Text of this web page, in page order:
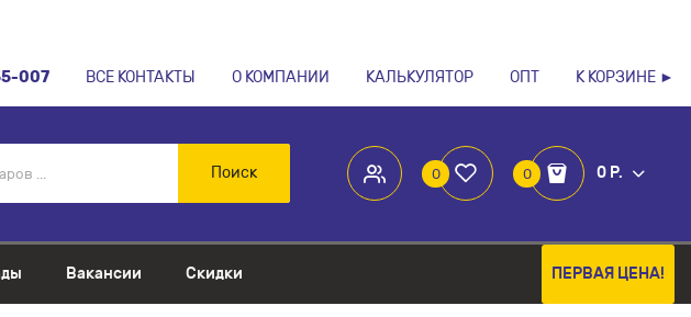
007 ВСЕ КОНТАКТЫ О КОМПАНИИ КАЛЬКУЛЯТОР ОПТ К КОРЗИНЕ ►
0 0 0 Р.
Поиск
Вакансии Скидки ПЕРВАЯ ЦЕНА!